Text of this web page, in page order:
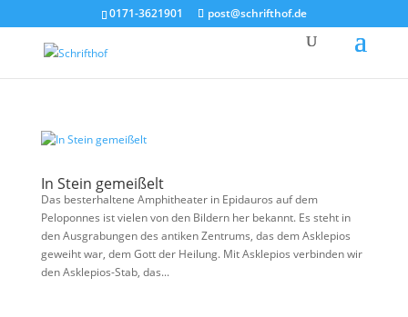
0171-3621901 post@schrifthof.de
In Stein gemeißelt
Das besterhaltene Amphitheater in Epidauros auf dem
Peloponnes ist vielen von den Bildern her bekannt. Es steht in
den Ausgrabungen des antiken Zentrums, das dem Asklepios
geweiht war, dem Gott der Heilung. Mit Asklepios verbinden wir
den Asklepios-Stab, das...